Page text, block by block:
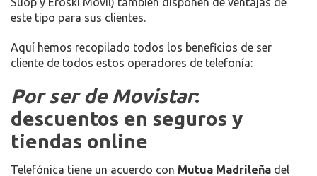
este tipo para sus clientes.
Aquí hemos recopilado todos los beneficios de ser
cliente de todos estos operadores de telefonía:
Por ser de Movistar:
descuentos en seguros y
tiendas online
Telefónica tiene un acuerdo con Mutua Madrileña del